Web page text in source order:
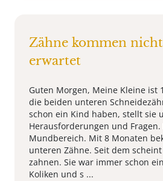
Zähne kommen
erwartet
Guten Morgen, Meine Kleine ist
die beiden unteren
schon ein Kind haben, stellt sie
Herausforderungen und
Mundbereich. Mit 8 Monaten
unteren Zähne. Seit dem
zahnen. Sie war immer schon
Koliken und s ...